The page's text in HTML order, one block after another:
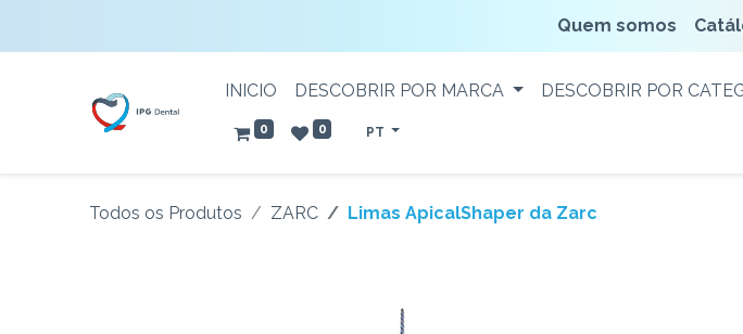
Quem somos
INICIO DESCOBRIR POR MARCA DESCOBRIR POR
0 0 PT
Todos os Produtos ZARC Limas ApicalShaper da Zarc